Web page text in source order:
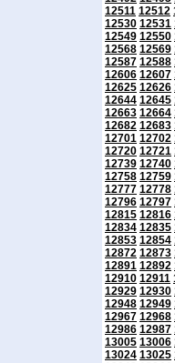
12511 12512
12530 12531
12549 12550
12568 12569
12587 12588
12606 12607
12625 12626
12644 12645
12663 12664
12682 12683
12701 12702
12720 12721
12739 12740
12758 12759
12777 12778
12796 12797
12815 12816
12834 12835
12853 12854
12872 12873
12891 12892
12910 12911
12929 12930
12948 12949
12967 12968
12986 12987
13005 13006
13024 13025